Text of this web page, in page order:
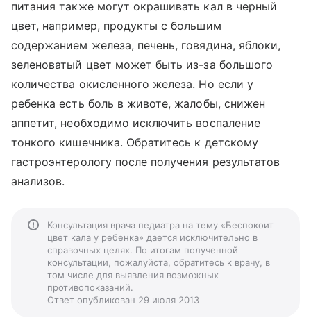
питания также могут окрашивать кал в черный
цвет, например, продукты с большим
содержанием железа, печень, говядина, яблоки,
зеленоватый цвет может быть из-за большого
количества окисленного железа. Но если у
ребенка есть боль в животе, жалобы, снижен
аппетит, необходимо исключить воспаление
тонкого кишечника. Обратитесь к детскому
гастроэнтерологу после получения результатов
анализов.
Консультация врача педиатра на тему «Беспокоит
цвет кала у ребенка» дается исключительно в
справочных целях. По итогам полученной
консультации, пожалуйста, обратитесь к врачу, в
том числе для выявления возможных
противопоказаний.
Ответ опубликован 29 июля 2013